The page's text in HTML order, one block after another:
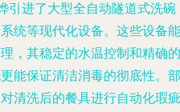
引进了大型全自动隧道式洗碗
统等现代化设备。这些设备能
，其稳定的水温控制和精确的
能保证清洁消毒的彻底性。部
清洗后的餐具进行自动化瑕疵